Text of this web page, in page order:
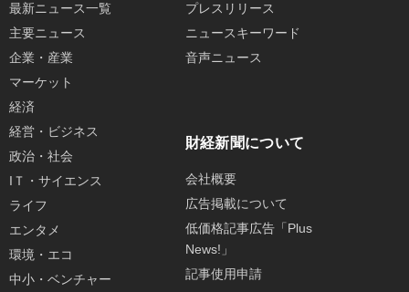
最新ニュース一覧
主要ニュース
企業・産業
マーケット
経済
経営・ビジネス
政治・社会
IＴ・サイエンス
ライフ
エンタメ
環境・エコ
中小・ベンチャー
プレスリリース
ニュースキーワード
音声ニュース
財経新聞について
会社概要
広告掲載について
低価格記事広告「Plus
News!」
記事使用申請